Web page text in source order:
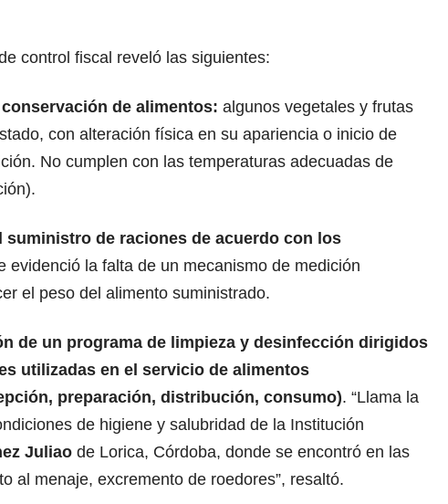
control fiscal reveló las siguientes:
de alimentos: algunos vegetales y frutas
con alteración física en su apariencia o inicio de
No cumplen con las temperaturas adecuadas de
suministro de raciones de acuerdo con los
evidenció la falta de un mecanismo de medición
el peso del alimento suministrado.
de un programa de limpieza y desinfección dirigidos
utilizadas en el servicio de alimentos
preparación, distribución, consumo). “Llama la
de higiene y salubridad de la Institución
Juliao de Lorica, Córdoba, donde se encontró en las
al menaje, excremento de roedores”, resaltó.